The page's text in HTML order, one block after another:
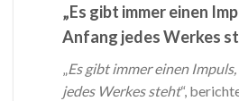
„Es gibt immer einen
Anfang jedes Werkes
Es gibt immer einen
jedes Werkes steht“,